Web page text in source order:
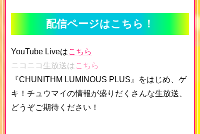
配信ページはこちら！
YouTube Liveはこちら
ニコニコ生放送はこちら
『CHUNITHM LUMINOUS PLUS』をはじめ、ゲ
キ！チュウマイの情報が盛りだくさんな生放送、
どうぞご期待ください！